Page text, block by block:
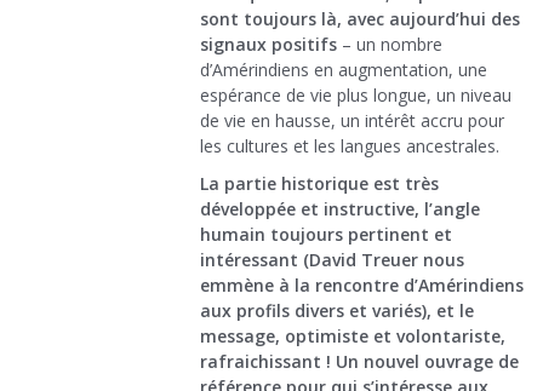
sont toujours là, avec aujourd’hui des
signaux positifs – un nombre
d’Amérindiens en augmentation, une
espérance de vie plus longue, un niveau
de vie en hausse, un intérêt accru pour
les cultures et les langues ancestrales.
La partie historique est très
développée et instructive, l’angle
humain toujours pertinent et
intéressant (David Treuer nous
emmène à la rencontre d’Amérindiens
aux profils divers et variés), et le
message, optimiste et volontariste,
rafraichissant ! Un nouvel ouvrage de
référence pour qui s’intéresse aux